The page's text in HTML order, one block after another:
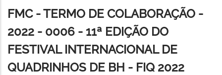
navegação
FMC - TERMO DE COLABORAÇÃO -
2022 - 0006 - 11ª EDIÇÃO DO
FESTIVAL INTERNACIONAL DE
QUADRINHOS DE BH - FIQ 2022